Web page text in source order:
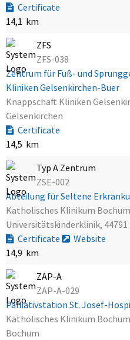
Certificate
14,1 km
ZFS
ZFS-038
Zentrum für Fuß- und
Kliniken Gelsenkirchen-Buer
Knappschaft Kliniken
Gelsenkirchen
Certificate
14,5 km
Typ A Zentrum
ZSE-002
Abteilung für Seltene
Katholisches Klinikum
Universitätskinderklinik, 44791
Certificate
Website
14,9 km
ZAP-A
ZAP-A-029
Palliativstation St. Josef-
Katholisches Klinikum
Bochum